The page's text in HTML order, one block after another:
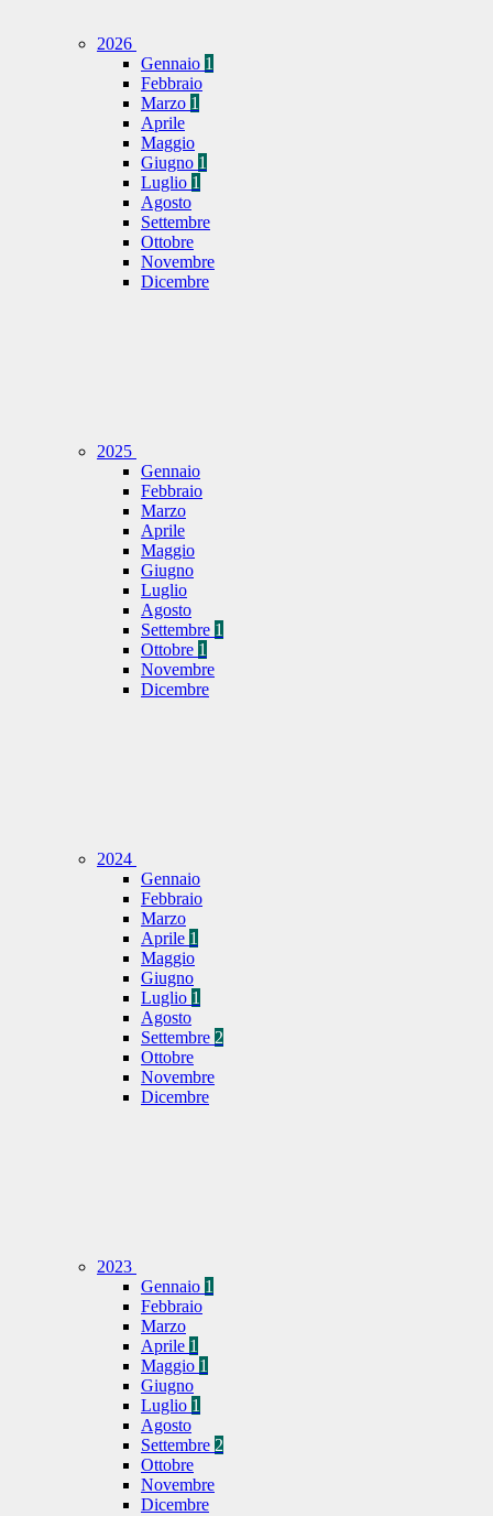
2026
Gennaio 1
Febbraio
Marzo 1
Aprile
Maggio
Giugno 1
Luglio 1
Agosto
Settembre
Ottobre
Novembre
Dicembre
2025
Gennaio
Febbraio
Marzo
Aprile
Maggio
Giugno
Luglio
Agosto
Settembre 1
Ottobre 1
Novembre
Dicembre
2024
Gennaio
Febbraio
Marzo
Aprile 1
Maggio
Giugno
Luglio 1
Agosto
Settembre 2
Ottobre
Novembre
Dicembre
2023
Gennaio 1
Febbraio
Marzo
Aprile 1
Maggio 1
Giugno
Luglio 1
Agosto
Settembre 2
Ottobre
Novembre
Dicembre